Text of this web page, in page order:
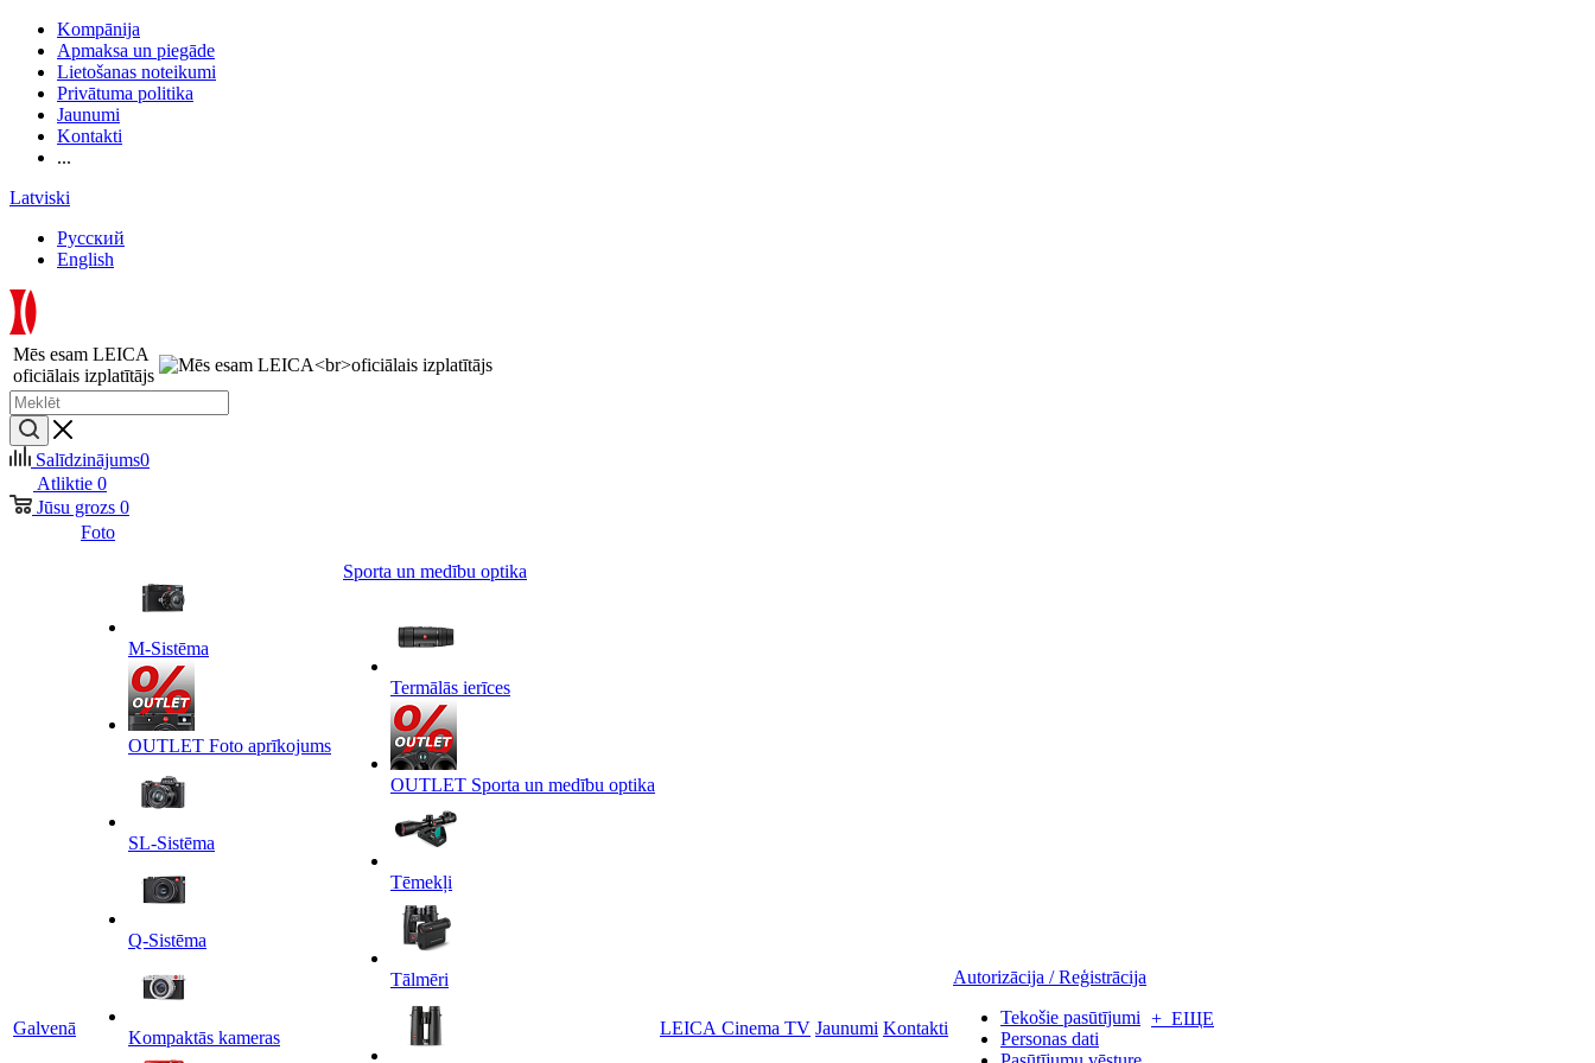
Kompānija
Apmaksa un piegāde
Lietošanas noteikumi
Privātuma politika
Jaunumi
Kontakti
...
Latviski
Русский
English
Mēs esam LEICA
oficiālais izplatītājs
Salīdzinājums0
Atliktie 0
Jūsu grozs 0
Galvenā
Foto
M-Sistēma
OUTLET Foto aprīkojums
SL-Sistēma
Q-Sistēma
Kompaktās kameras
Sporta un medību optika
Termālās ierīces
OUTLET Sporta un medību optika
Tēmekļi
Tālmēri
LEICA Cinema TV Jaunumi Kontakti
Autorizācija / Reģistrācija
Tekošie pasūtījumi
Personas dati
+ ЕЩЕ